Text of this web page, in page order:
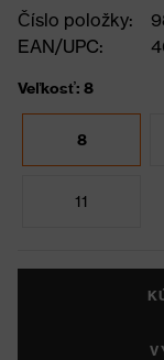
Číslo položky:
EAN/UPC:
Veľkosť: 8
8
11